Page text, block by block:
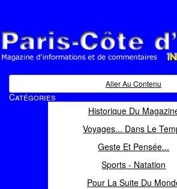
Magazine d'informations et deAller Au Contenu
Catégories
Historique Du
Voyages... Dans Le
Geste Et Pensée...
Sports - Natation
Pour La Suite Du